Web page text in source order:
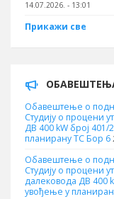
14.07.2026. - 13:01
Прикажи све
Обавештење о
Студију о процени
ДВ 400 kW број
планирану ТС Бор 6
Обавештење о
Студију о процени
далековода ДВ 400
увођење у